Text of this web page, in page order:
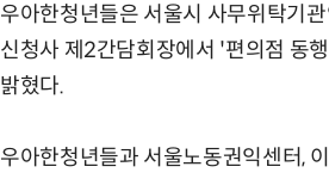
우아한청년들은 서울시 사무위탁기
신청사 제2간담회장에서 '편의점 동
밝혔다.
우아한청년들과 서울노동권익센터,